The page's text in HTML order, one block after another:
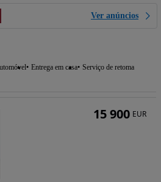
Ver anúncios
Entrega em casa Serviço de retoma
15 900 EUR